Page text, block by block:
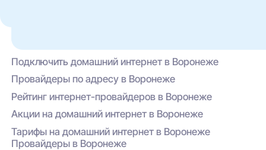
через личный кабинет или приложение
провайдера.
текущего пакета и действующих акций.
Подключить домашний интернет в Воронеже
Провайдеры по адресу в Воронеже
Рейтинг интернет-провайдеров в Воронеже
Акции на домашний интернет в Воронеже
Тарифы на домашний интернет в Воронеже
Провайдеры в Воронеже